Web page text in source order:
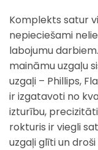
Komplekts satur
nepieciešami
labojumu
maināmu uzgaļu
uzgaļi – Phillips,
ir izgatavoti no
izturību,
rokturis ir viegli
uzgaļi glīti un